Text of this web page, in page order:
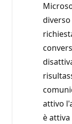
attivo
è